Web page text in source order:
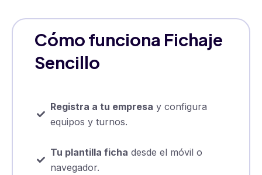
Cómo funciona Fichaje
Sencillo
Registra a tu empresa y configura
equipos y turnos.
Tu plantilla ficha desde el móvil o
navegador.